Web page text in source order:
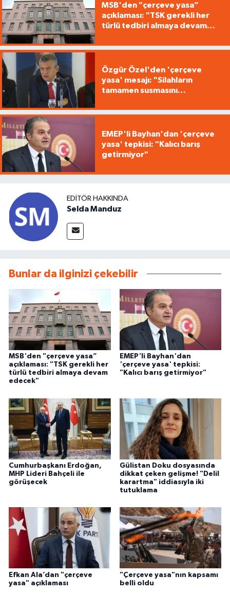
MSB'den "çerçeve yasa”
açıklaması: "TSK gerekli her
türlü tedbiri almaya devam
Özgür Özel'den 'çerçeve
yasa' mesajı: "Silahların
tamamen susmasını
EMEP'li Bayhan'dan 'çerçeve
yasa' tepkisi: "Kalıcı barış
getirmiyor"
EDITÖR HAKKINDA
Selda Manduz
Bunlar da ilginizi çekebilir
MSB'den "çerçeve yasa”
açıklaması: "TSK gerekli her
türlü tedbiri almaya devam
edecek"
EMEP'li Bayhan'dan
'çerçeve yasa' tepkisi:
"Kalıcı barış getirmiyor"
Cumhurbaşkanı Erdoğan,
MHP Lideri Bahçeli ile
görüşecek
Gülistan Doku dosyasında
dikkat çeken gelişme! "Delil
karartma" iddiasıyla iki
tutuklama
Efkan Ala’dan "çerçeve
yasa" açıklaması
"Çerçeve yasa"nın kapsamı
belli oldu